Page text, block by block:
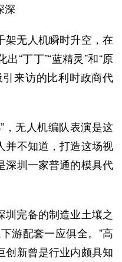
深
无人机瞬时升空，在
“丁丁”“蓝精灵”和“原
来访的比利时政商代
无人机编队表演是这
并不知道，打造这场视
深圳一家普通的模具代
完备的制造业土壤之
游配套一应俱全。”高
创新曾是行业内颇具知